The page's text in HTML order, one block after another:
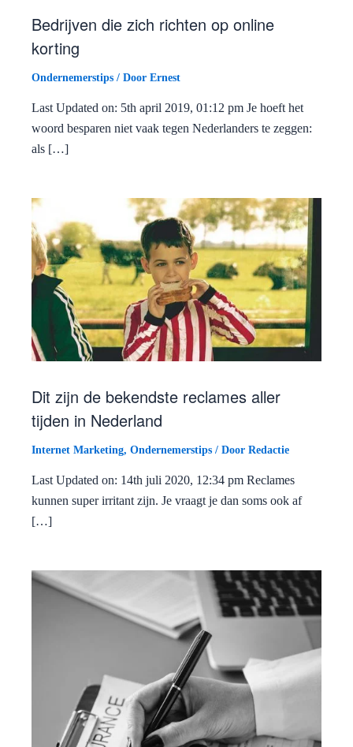
Bedrijven die zich richten op online
korting
Ondernemerstips / Door Ernest
Last Updated on: 5th april 2019, 01:12 pm Je hoeft het
woord besparen niet vaak tegen Nederlanders te zeggen:
als […]
Dit zijn de bekendste reclames aller
tijden in Nederland
Internet Marketing, Ondernemerstips / Door Redactie
Last Updated on: 14th juli 2020, 12:34 pm Reclames
kunnen super irritant zijn. Je vraagt je dan soms ook af
[…]